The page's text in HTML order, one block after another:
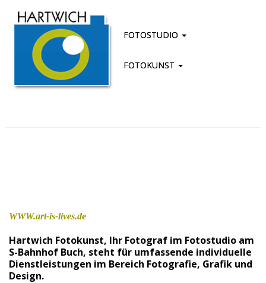
FOTOSTUDIO
FOTOKUNST
WWW.art-is-lives.de
Hartwich Fotokunst, Ihr Fotograf im Fotostudio am
S-Bahnhof Buch, steht für umfassende individuelle
Dienstleistungen im Bereich Fotografie, Grafik und
Design.